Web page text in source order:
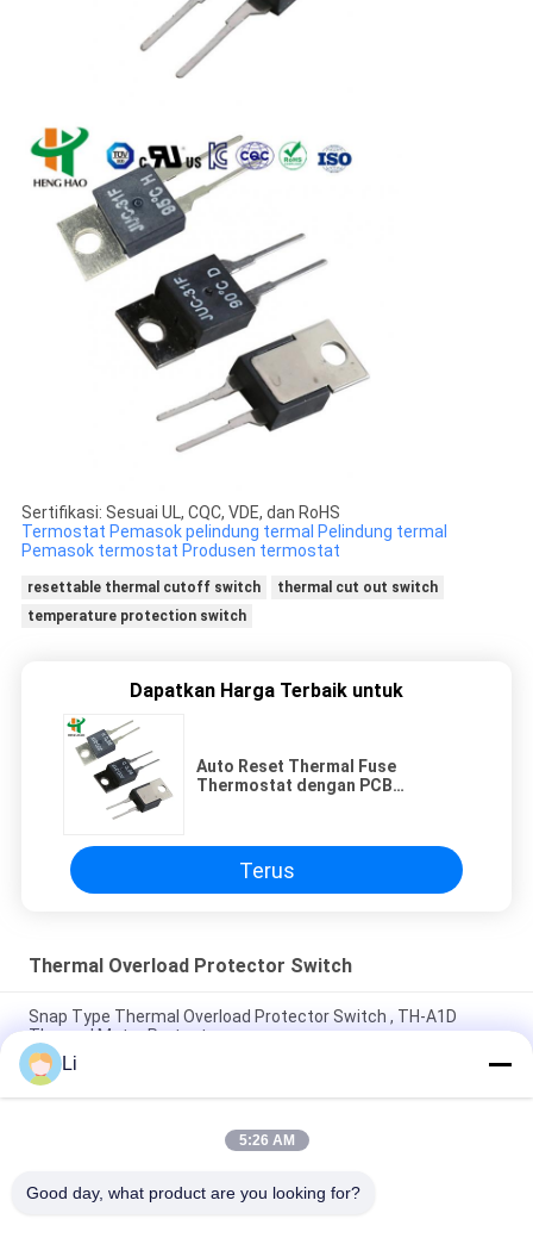
Sertifikasi: Sesuai UL, CQC, VDE, dan RoHS
Termostat Pemasok pelindung termal Pelindung termal
Pemasok termostat Produsen termostat
resettable thermal cutoff switch
thermal cut out switch
temperature protection switch
Dapatkan Harga Terbaik untuk
Auto Reset Thermal Fuse
Thermostat dengan PCB
pasokan listrik medis
Terus
Thermal Overload Protector Switch
Snap Type Thermal Overload Protector Switch , TH-A1D
Thermal Motor Protector
Plastic Case Thermal Protection Switch Normally Open Type
For Lighting Devices
High Sensitive Thermal Overload Protector Switch Resettable
Li
5:26 AM
Good day, what product are you looking for?